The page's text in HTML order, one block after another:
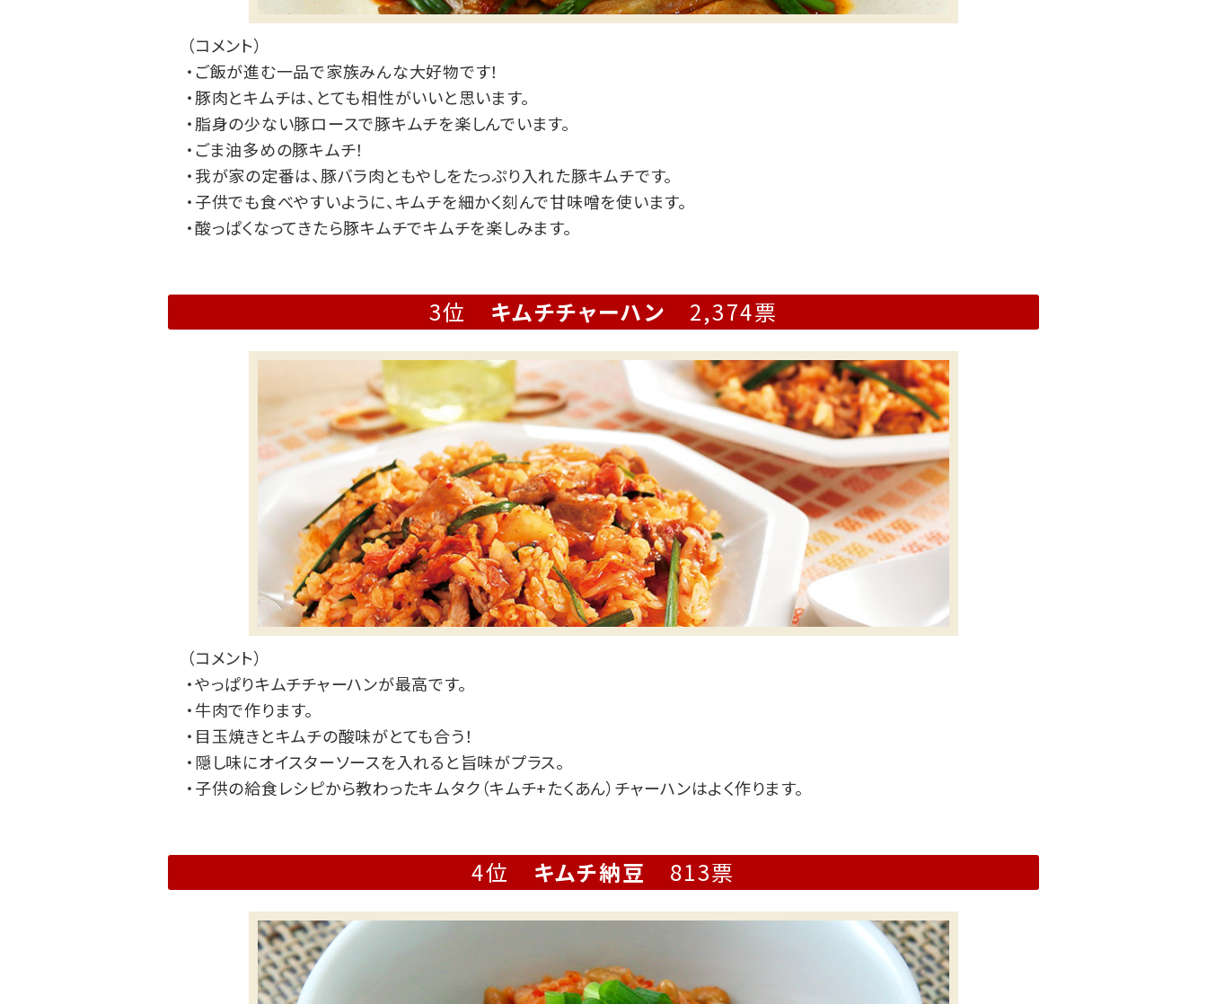
（コメント）
・ご飯が進む一品で家族みんな大好物です！
・豚肉とキムチは、とても相性がいいと思います。
・脂身の少ない豚ロースで豚キムチを楽しんでいます。
・ごま油多めの豚キムチ！
・我が家の定番は、豚バラ肉ともやしをたっぷり入れた豚キムチです。
・子供でも食べやすいように、キムチを細かく刻んで甘味噌を使います。
・酸っぱくなってきたら豚キムチでキムチを楽しみます。
3位 キムチチャーハン 2,374票
（コメント）
・やっぱりキムチチャーハンが最高です。
・牛肉で作ります。
・目玉焼きとキムチの酸味がとても合う！
・隠し味にオイスターソースを入れると旨味がプラス。
・子供の給食レシピから教わったキムタク（キムチ+たくあん）チャーハンはよく作ります。
4位 キムチ納豆 813票